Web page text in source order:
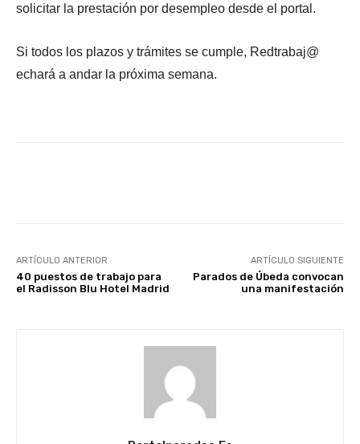
solicitar la prestación por desempleo desde el portal.
Si todos los plazos y trámites se cumple, Redtrabaj@
echará a andar la próxima semana.
ARTÍCULO ANTERIOR
40 puestos de trabajo para
el Radisson Blu Hotel Madrid
ARTÍCULO SIGUIENTE
Parados de Úbeda convocan
una manifestación